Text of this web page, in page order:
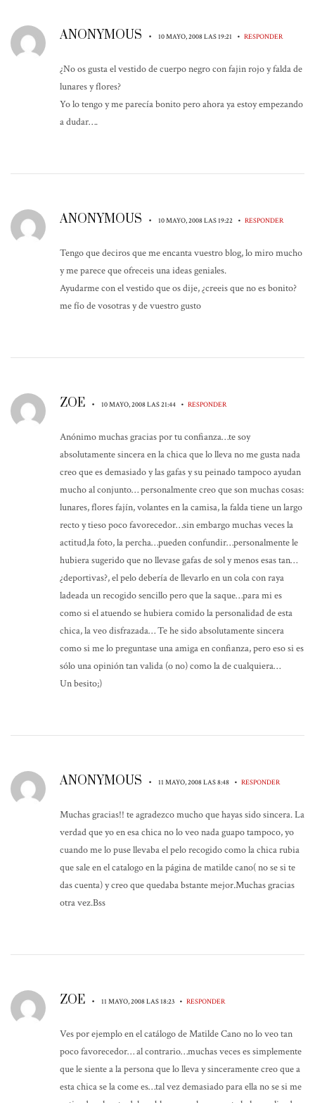
ANONYMOUS • 10 MAYO, 2008 LAS 19:21 • RESPONDER
¿No os gusta el vestido de cuerpo negro con fajin rojo y falda de
lunares y flores?
Yo lo tengo y me parecía bonito pero ahora ya estoy empezando
a dudar….
ANONYMOUS • 10 MAYO, 2008 LAS 19:22 • RESPONDER
Tengo que deciros que me encanta vuestro blog, lo miro mucho
y me parece que ofreceis una ideas geniales.
Ayudarme con el vestido que os dije, ¿creeis que no es bonito?
me fío de vosotras y de vuestro gusto
ZOE • 10 MAYO, 2008 LAS 21:44 • RESPONDER
Anónimo muchas gracias por tu confianza…te soy
absolutamente sincera en la chica que lo lleva no me gusta nada
creo que es demasiado y las gafas y su peinado tampoco ayudan
mucho al conjunto… personalmente creo que son muchas cosas:
lunares, flores fajín, volantes en la camisa, la falda tiene un largo
recto y tieso poco favorecedor…sin embargo muchas veces la
actitud,la foto, la percha…pueden confundir…personalmente le
hubiera sugerido que no llevase gafas de sol y menos esas tan…
¿deportivas?, el pelo debería de llevarlo en un cola con raya
ladeada un recogido sencillo pero que la saque…para mi es
como si el atuendo se hubiera comido la personalidad de esta
chica, la veo disfrazada… Te he sido absolutamente sincera
como si me lo preguntase una amiga en confianza, pero eso si es
sólo una opinión tan valida (o no) como la de cualquiera…
Un besito;)
ANONYMOUS • 11 MAYO, 2008 LAS 8:48 • RESPONDER
Muchas gracias!! te agradezco mucho que hayas sido sincera. La
verdad que yo en esa chica no lo veo nada guapo tampoco, yo
cuando me lo puse llevaba el pelo recogido como la chica rubia
que sale en el catalogo en la página de matilde cano( no se si te
das cuenta) y creo que quedaba bstante mejor.Muchas gracias
otra vez.Bss
ZOE • 11 MAYO, 2008 LAS 18:23 • RESPONDER
Ves por ejemplo en el catálogo de Matilde Cano no lo veo tan
poco favorecedor… al contrario…muchas veces es simplemente
que le siente a la persona que lo lleva y sinceramente creo que a
esta chica se la come es…tal vez demasiado para ella no se si me